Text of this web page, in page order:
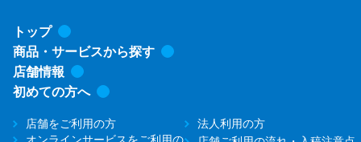
トップ
商品・サービスから探す
店舗情報
初めての方へ
店舗をご利用の方
法人利用の方